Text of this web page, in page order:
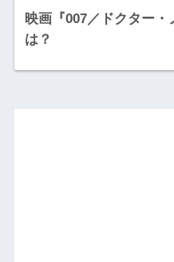
映画『007／ドクター
は？